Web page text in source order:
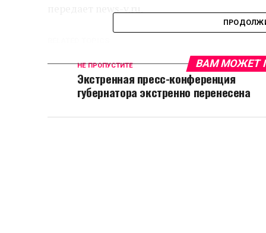
НЕ ПРОПУСТИТЕ
Экстренная пресс-конференция
губернатора экстренно перенесена
ВАМ МОЖЕТ